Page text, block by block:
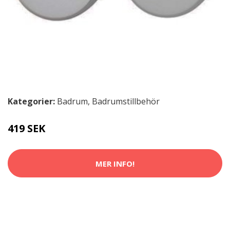
Kategorier: Badrum, Badrumstillbehör
419 SEK
MER INFO!